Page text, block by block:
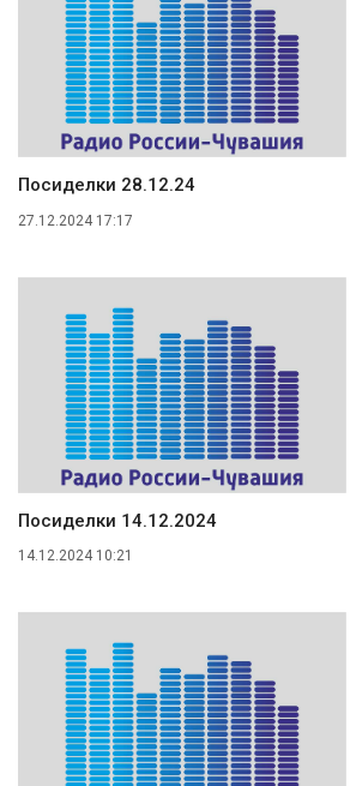
Посиделки 28.12.24
27.12.2024 17:17
Посиделки 14.12.2024
14.12.2024 10:21